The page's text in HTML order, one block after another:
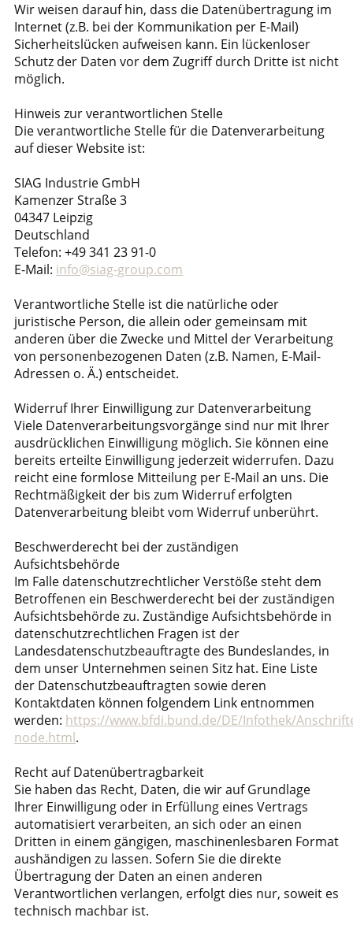
Wir weisen darauf hin, dass die Datenübertragung im
Internet (z.B. bei der Kommunikation per E-Mail)
Sicherheitslücken aufweisen kann. Ein lückenloser
Schutz der Daten vor dem Zugriff durch Dritte ist nicht
möglich.
Hinweis zur verantwortlichen Stelle
Die verantwortliche Stelle für die Datenverarbeitung
auf dieser Website ist:
SIAG Industrie GmbH
Kamenzer Straße 3
04347 Leipzig
Deutschland
Telefon: +49 341 23 91-0
E-Mail: info@siag-group.com
Verantwortliche Stelle ist die natürliche oder
juristische Person, die allein oder gemeinsam mit
anderen über die Zwecke und Mittel der Verarbeitung
von personenbezogenen Daten (z.B. Namen, E-Mail-
Adressen o. Ä.) entscheidet.
Widerruf Ihrer Einwilligung zur Datenverarbeitung
Viele Datenverarbeitungsvorgänge sind nur mit Ihrer
ausdrücklichen Einwilligung möglich. Sie können eine
bereits erteilte Einwilligung jederzeit widerrufen. Dazu
reicht eine formlose Mitteilung per E-Mail an uns. Die
Rechtmäßigkeit der bis zum Widerruf erfolgten
Datenverarbeitung bleibt vom Widerruf unberührt.
Beschwerderecht bei der zuständigen
Aufsichtsbehörde
Im Falle datenschutzrechtlicher Verstöße steht dem
Betroffenen ein Beschwerderecht bei der zuständigen
Aufsichtsbehörde zu. Zuständige Aufsichtsbehörde in
datenschutzrechtlichen Fragen ist der
Landesdatenschutzbeauftragte des Bundeslandes, in
dem unser Unternehmen seinen Sitz hat. Eine Liste
der Datenschutzbeauftragten sowie deren
Kontaktdaten können folgendem Link entnommen
werden: https://www.bfdi.bund.de/DE/Infothek/
node.html.
Recht auf Datenübertragbarkeit
Sie haben das Recht, Daten, die wir auf Grundlage
Ihrer Einwilligung oder in Erfüllung eines Vertrags
automatisiert verarbeiten, an sich oder an einen
Dritten in einem gängigen, maschinenlesbaren Format
aushändigen zu lassen. Sofern Sie die direkte
Übertragung der Daten an einen anderen
Verantwortlichen verlangen, erfolgt dies nur, soweit es
technisch machbar ist.